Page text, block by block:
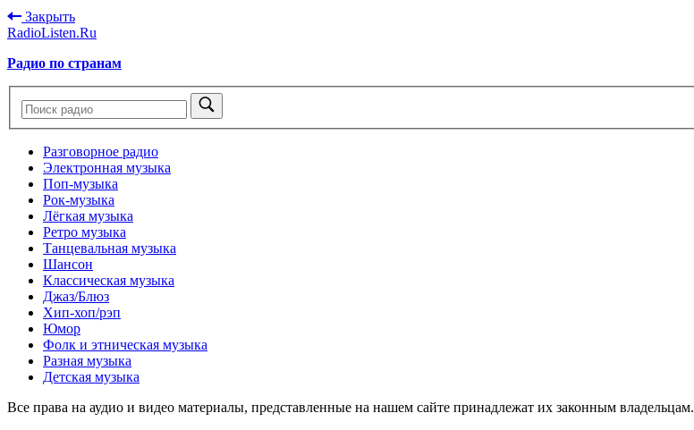
Закрыть
RadioListen.Ru
Радио по странам
Разговорное радио
Электронная музыка
Поп-музыка
Рок-музыка
Лёгкая музыка
Ретро музыка
Танцевальная музыка
Шансон
Классическая музыка
Джаз/Блюз
Хип-хоп/рэп
Юмор
Фолк и этническая музыка
Разная музыка
Детская музыка
Все права на аудио и видео материалы, представленные на нашем сайте принадлежат их законным владельцам.